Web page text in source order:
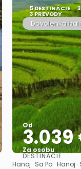
5 DESTINÁCIE
3 PREVODY
Dovolenka
Od
3.039
Za osobu
DESTINÁCIE
Hanoj · Sa Pa · Hanoj ·